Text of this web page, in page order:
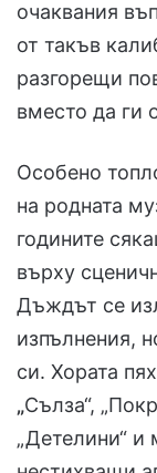
очаквания
от такъв
разгорещи
вместо да ги
Особено
на родната
годините
върху
Дъждът се
изпълнения,
си. Хората
„Сълза“,
„Детелини“ и